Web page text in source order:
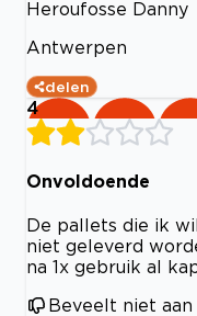
Heroufosse Danny
Antwerpen
delen
4
Onvoldoende
De pallets die ik
niet geleverd
na 1x gebruik al
Beveelt niet aan